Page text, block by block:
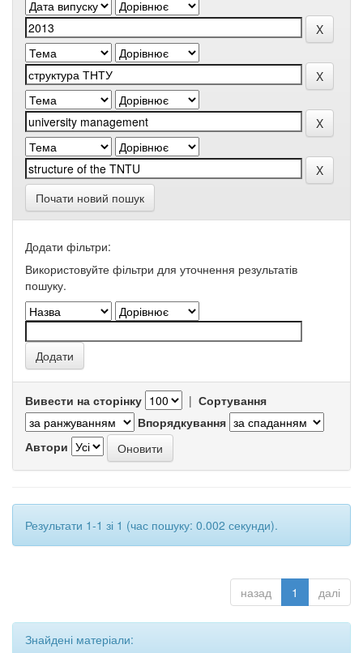
Почати новий пошук
Додати фільтри:
Використовуйте фільтри для уточнення результатів
пошуку.
Вивести на сторінку | Сортування
Впорядкування
Автори
Результати 1-1 зі 1 (час пошуку: 0.002 секунди).
назад 1 далі
Знайдені матеріали: